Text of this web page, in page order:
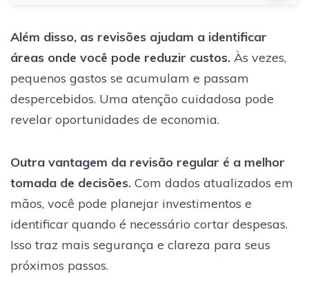
Além disso, as revisões ajudam a identificar
áreas onde você pode reduzir custos. Às vezes,
pequenos gastos se acumulam e passam
despercebidos. Uma atenção cuidadosa pode
revelar oportunidades de economia.
Outra vantagem da revisão regular é a melhor
tomada de decisões. Com dados atualizados em
mãos, você pode planejar investimentos e
identificar quando é necessário cortar despesas.
Isso traz mais segurança e clareza para seus
próximos passos.